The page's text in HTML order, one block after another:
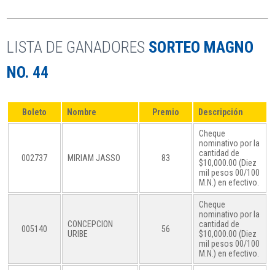
LISTA DE GANADORES SORTEO MAGNO
NO. 44
Boleto Nombre Premio Descripción
002737 MIRIAM JASSO 83
Cheque
nominativo por la
cantidad de
$10,000.00 (Diez
mil pesos 00/100
M.N.) en efectivo.
005140
CONCEPCION
URIBE
56
Cheque
nominativo por la
cantidad de
$10,000.00 (Diez
mil pesos 00/100
M.N.) en efectivo.